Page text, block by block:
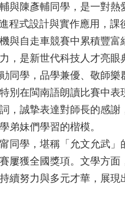
與陳彥輔同學，是一對
程式設計與實作應用，
與自走車競賽中累積豐
，是新世代科技人才亮眼
同學，品學兼優、敬師
別在閩南語朗讀比賽中
，誠摯表達對師長的感
弟妹們學習的楷模。
同學，堪稱「允文允武
屢獲全國獎項。文學方
續努力與多元才華，展現